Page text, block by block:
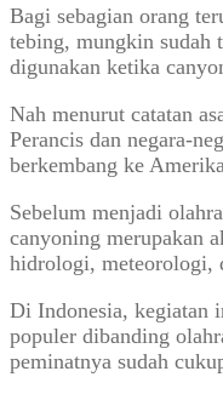
Bagi sebagian orang
tebing, mungkin sudah
digunakan ketika
Nah menurut catatan
Perancis dan negara-
berkembang ke
Sebelum menjadi
canyoning merupakan
hidrologi, meteorologi,
Di Indonesia, kegiatan
populer dibanding
peminatnya sudah